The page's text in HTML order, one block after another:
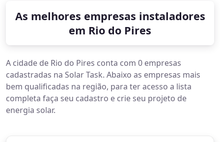
As melhores empresas instaladores
em Rio do Pires
A cidade de Rio do Pires conta com 0 empresas
cadastradas na Solar Task. Abaixo as empresas mais
bem qualificadas na região, para ter acesso a lista
completa faça seu cadastro e crie seu projeto de
energia solar.